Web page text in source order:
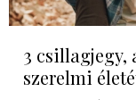
3 csillagjegy,
szerelmi